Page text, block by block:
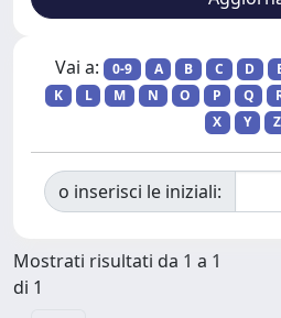
Vai a: 0-9 A B C D
K
L M N O P Q
X
Y Z
o inserisci le iniziali:
Mostrati risultati da 1 a 1
di 1